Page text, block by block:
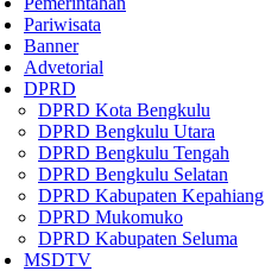
Pariwisata
Banner
Advetorial
DPRD
DPRD Kota Bengkulu
DPRD Bengkulu Utara
DPRD Bengkulu Tengah
DPRD Bengkulu Selatan
DPRD Kabupaten Kepahiang
DPRD Mukomuko
DPRD Kabupaten Seluma
MSDTV